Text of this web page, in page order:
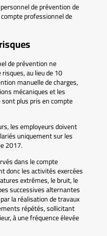
de prévention de
professionnel de
de prévention ne
au lieu de 10
manuelle de charges,
mécaniques et les
plus pris en compte
les employeurs doivent
uniquement sur les
2017.
dans le compte
donc les activités exercées
extrêmes, le bruit, le
successives alternantes
la réalisation de travaux
répétés, sollicitant
à une fréquence élevée